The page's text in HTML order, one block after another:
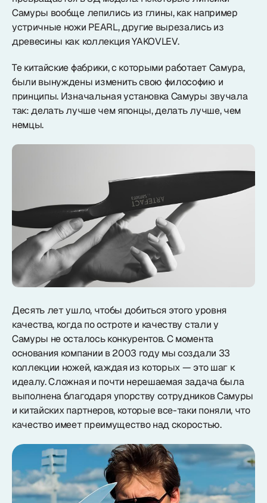
Самуры вообще лепились из глины, как например
устричные ножи PEARL, другие вырезались из
древесины как коллекция YAKOVLEV.
Те китайские фабрики, с которыми работает Самура,
были вынуждены изменить свою философию и
принципы. Изначальная установка Самуры звучала
так: делать лучше чем японцы, делать лучше, чем
немцы.
Десять лет ушло, чтобы добиться этого уровня
качества, когда по остроте и качеству стали у
Самуры не осталось конкурентов. С момента
основания компании в 2003 году мы создали 33
коллекции ножей, каждая из которых — это шаг к
идеалу. Сложная и почти нерешаемая задача была
выполнена благодаря упорству сотрудников Самуры
и китайских партнеров, которые все-таки поняли, что
качество имеет преимущество над скоростью.